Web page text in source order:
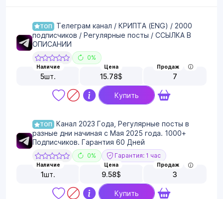
ТОП
Телеграм канал / КРИПТА (ENG) / 2000
подписчиков / Регулярные посты / ССЫЛКА В
ОПИСАНИИ
0%
Наличие
5шт.
Цена
15.78$
Продаж
7
Купить
ТОП
Канал 2023 Года, Регулярные посты в
разные дни начиная с Мая 2025 года. 1000+
Подписчиков. Гарантия 60 Дней
0% Гарантия: 1 час
Наличие
1шт.
Цена
9.58$
Продаж
3
Купить